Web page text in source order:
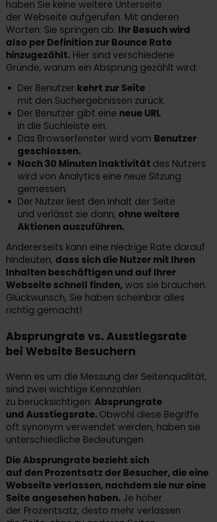
haben Sie keine weitere Unterseite
der Webseite aufgerufen. Mit anderen
Worten: Sie springen ab. Ihr Besuch wird
also per Definition zur Bounce Rate
hinzugezählt. Hier sind verschiedene
Gründe, warum ein Absprung gezählt wird:
Der Benutzer kehrt zur Seite
mit den Suchergebnissen zurück.
Der Benutzer gibt eine neue URL
in die Suchleiste ein.
Das Browserfenster wird vom Benutzer
geschlossen.
Nach 30 Minuten Inaktivität des Nutzers
wird von Analytics eine neue Sitzung
gemessen.
Der Nutzer liest den Inhalt der Seite
und verlässt sie dann, ohne weitere
Aktionen auszuführen.
Andererseits kann eine niedrige Rate darauf
hindeuten, dass sich die Nutzer mit Ihren
Inhalten beschäftigen und auf Ihrer
Webseite schnell finden,was sie brauchen.
Glückwunsch, Sie haben scheinbar alles
richtig gemacht!
Absprungrate vs. Ausstiegsrate
bei Website Besuchern
Wenn es um die Messung der Seitenqualität,
sind zwei wichtige Kennzahlen
zu berücksichtigen: Absprungrate
und Ausstiegsrate. Obwohl diese Begriffe
oft synonym verwendet werden, haben sie
unterschiedliche Bedeutungen.
Die Absprungrate bezieht sich
auf den Prozentsatz der Besucher, die eine
Webseite verlassen, nachdem sie nur eine
Seite angesehen haben. Je höher
der Prozentsatz, desto mehr verlassen